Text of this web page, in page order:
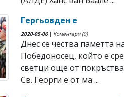
Гергьовден е
2020-05-06| Коментари (0)
Днес се чества паметта
Победоносец, който е
светци още от
Св. Георги е от ма ...